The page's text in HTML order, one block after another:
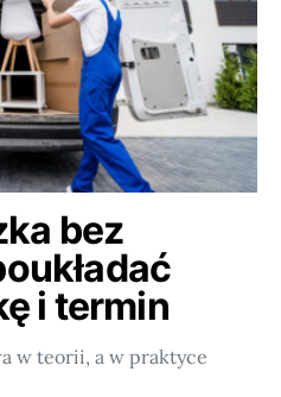
bez
i termin
w teorii, a w praktyce